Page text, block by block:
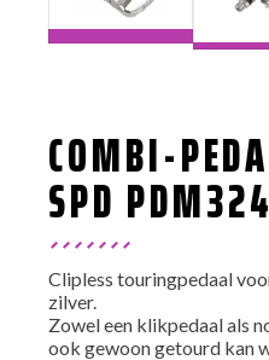
COMBI-
SPD PDM324
Clipless touringpedaal
zilver.
Zowel een klikpedaal als
ook gewoon getourd kan